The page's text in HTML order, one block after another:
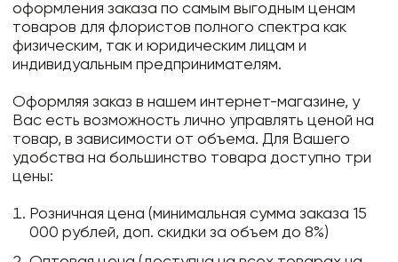
оформления заказа по самым выгодным ценам
товаров для флористов полного спектра как
физическим, так и юридическим лицам и
индивидуальным предпринимателям.
Оформляя заказ в нашем интернет-магазине, у
Вас есть возможность лично управлять ценой на
товар, в зависимости от объема. Для Вашего
удобства на большинство товара доступно три
цены:
Розничная цена (минимальная сумма заказа 15
000 рублей, доп. скидки за объем до 8%)